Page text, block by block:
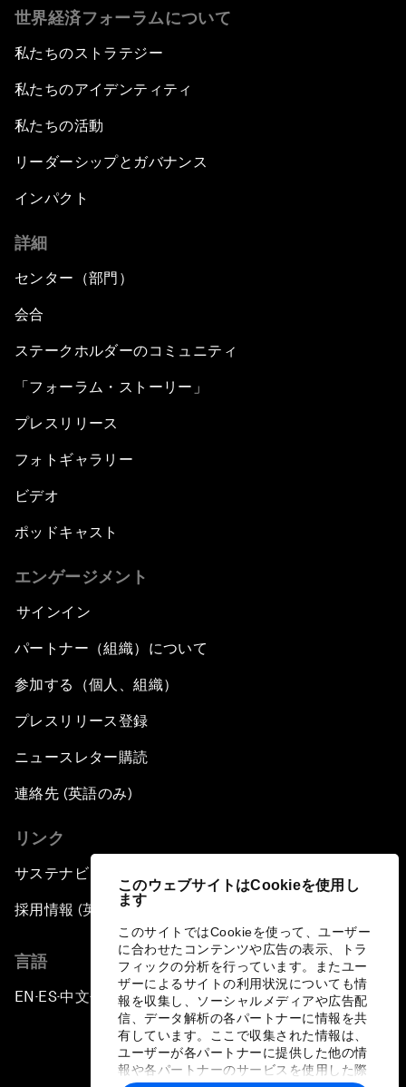
このウェブサイトはCookieを使用し
ます
このサイトではCookieを使って、ユーザー
に合わせたコンテンツや広告の表示、トラ
フィックの分析を行っています。またユー
ザーによるサイトの利用状況についても情
報を収集し、ソーシャルメディアや広告配
信、データ解析の各パートナーに情報を共
有しています。ここで収集された情報は、
ユーザーが各パートナーに提供した他の情
報や各パートナーのサービスを使用した際
世界経済フォーラムについて
私たちのストラテジー
私たちのアイデンティティ
私たちの活動
リーダーシップとガバナンス
インパクト
詳細
センター（部門）
会合
ステークホルダーのコミュニティ
「フォーラム・ストーリー」
プレスリリース
フォトギャラリー
ビデオ
ポッドキャスト
エンゲージメント
サインイン
パートナー（組織）について
参加する（個人、組織）
プレスリリース登録
ニュースレター購読
連絡先 (英語のみ)
リンク
サステナビリティへの取り組み
採用情報 (英語のみ)
言語
EN ▪ES▪中文▪ 日本語